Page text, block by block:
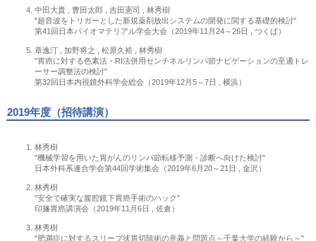
中田大貴 , 豊田太郎 , 吉田憲司 , 林秀樹
"超音波をトリガーとした新規薬剤放出システムの開発に関する基礎的検討"
第41回日本バイオマテリアル学会大会（2019年11月24～26日 , つくば）
章逸汀 , 加野将之 , 松原久裕 , 林秀樹
"胃癌に対する色素法・RI法併用センチネルリンパ節ナビゲーションの至適トレ
ーサー調整法の検討"
第32回日本内視鏡外科学会総会（2019年12月5～7日 , 横浜）
2019年度（招待講演）
林秀樹
"機械学習を用いた胃がんのリンパ節転移予測・診断へ向けた検討"
日本外科系連合学会第44回学術集会（2019年6月20～21日 , 金沢）
林秀樹
"安全で確実な腹腔鏡下胃癌手術のハック"
印旛胃癌講演会（2019年11月6日 , 佐倉）
林秀樹
"肥満症に対するスリーブ状胃切除術の意義と問題点～千葉大学の経験から～"